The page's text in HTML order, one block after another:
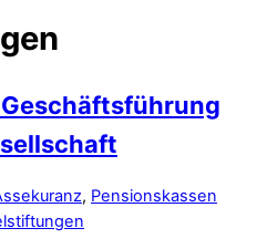
, Pensionskassen